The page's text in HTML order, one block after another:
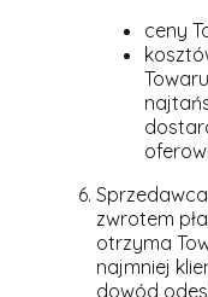
ceny
zwrotem
otrzyma
najmniej
dowód